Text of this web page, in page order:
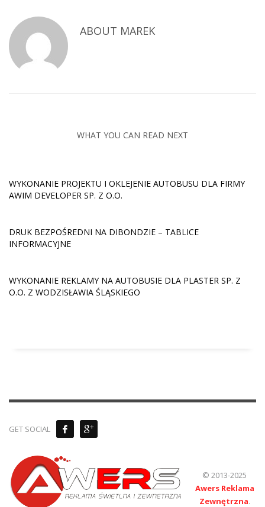
ABOUT MAREK
WHAT YOU CAN READ NEXT
WYKONANIE PROJEKTU I OKLEJENIE AUTOBUSU DLA FIRMY
AWIM DEVELOPER SP. Z O.O.
DRUK BEZPOŚREDNI NA DIBONDZIE – TABLICE
INFORMACYJNE
WYKONANIE REKLAMY NA AUTOBUSIE DLA PLASTER SP. Z
O.O. Z WODZISŁAWIA ŚLĄSKIEGO
GET SOCIAL
© 2013-2025
Awers Reklama
Zewnętrzna.